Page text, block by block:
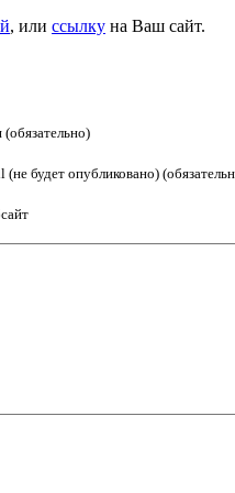
, или ссылку на Ваш сайт.
(не будет опубликовано)